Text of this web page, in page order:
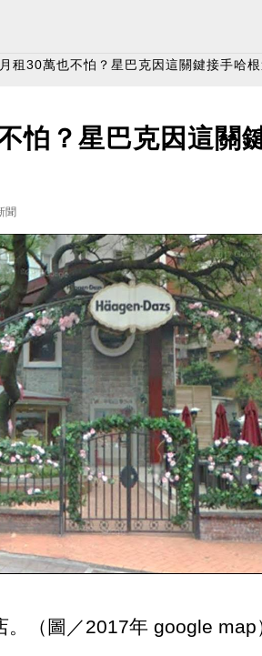
租30萬也不怕？星巴克因這關鍵接手哈
怕？星巴克因這關
聞
（圖／2017年 google map